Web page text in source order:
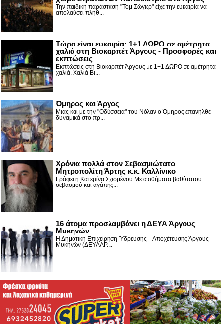
Την παιδική παράσταση "Τομ Σώγιερ" είχε την ευκαιρία να
απολαύσει πλήθ...
Τώρα είναι ευκαιρία: 1+1 ΔΩΡΟ σε αμέτρητα
χαλιά στη Βιοκαρπέτ Άργους - Προσφορές και
εκπτώσεις
Εκπτώσεις στη Βιοκαρπέτ Άργους με 1+1 ΔΩΡΟ σε αμέτρητα
χαλιά. Χαλιά Βι...
Όμηρος και Άργος
Μιας και με την "Οδύσσεια" του Νόλαν ο Όμηρος επανήλθε
δυναμικά στο πρ...
Χρόνια πολλά στον Σεβασμιώτατο
Μητροπολίτη Άρτης κ.κ. Καλλίνικο
Γράφει η Κατερίνα Σχισμένου:Με αισθήματα βαθύτατου
σεβασμού και αγάπης...
16 άτομα προσλαμβάνει η ΔΕΥΑ Άργους
Μυκηνών
Η Δημοτική Επιχείρηση Ύδρευσης – Αποχέτευσης Άργους –
Μυκηνών (ΔΕΥΑΑΡ....